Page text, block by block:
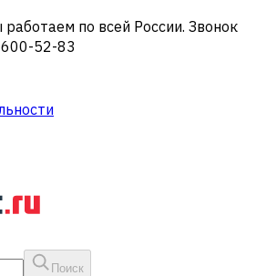
по всей России. Звонок
52-83
Поиск